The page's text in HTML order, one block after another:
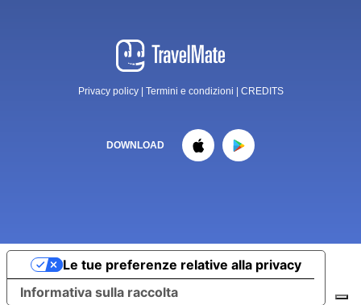
Privacy policy| Termini e condizioni CREDITS
DOWNLOAD
Informativa sulla raccolta
Le tue preferenze relative alla privacy